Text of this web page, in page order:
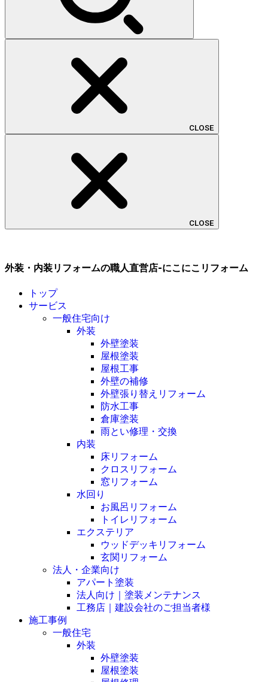
CLOSE
CLOSE
外装・内装リフォームの職人直営店-にこにこリフォーム
トップ
サービス
一般住宅向け
外装
外壁塗装
屋根塗装
屋根工事
外壁の補修
外壁張り替えリフォーム
防水工事
倉庫塗装
雨とい修理・交換
内装
床リフォーム
クロスリフォーム
窓リフォーム
水回り
お風呂リフォーム
トイレリフォーム
エクステリア
ウッドデッキリフォーム
玄関リフォーム
法人・企業向け
アパート塗装
法人向け｜塗装メンテナンス
工務店｜建設会社のご担当者様
施工事例
一般住宅
外装
外壁塗装
屋根塗装